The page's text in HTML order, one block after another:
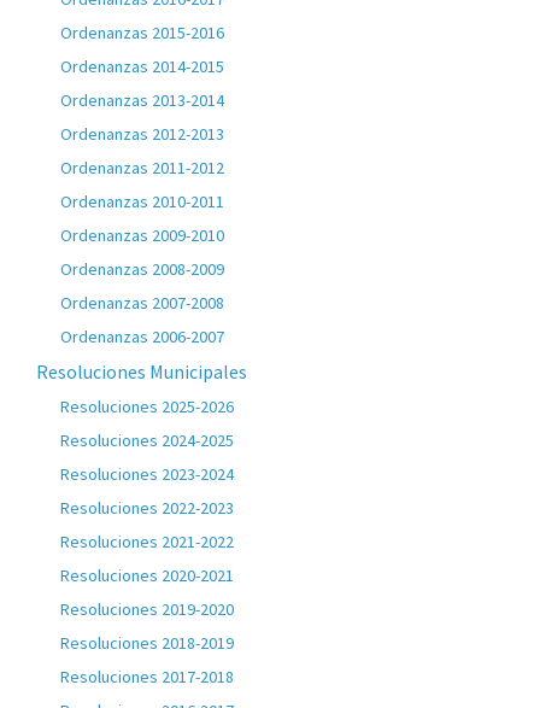
Ordenanzas 2015-2016
Ordenanzas 2014-2015
Ordenanzas 2013-2014
Ordenanzas 2012-2013
Ordenanzas 2011-2012
Ordenanzas 2010-2011
Ordenanzas 2009-2010
Ordenanzas 2008-2009
Ordenanzas 2007-2008
Ordenanzas 2006-2007
Resoluciones Municipales
Resoluciones 2025-2026
Resoluciones 2024-2025
Resoluciones 2023-2024
Resoluciones 2022-2023
Resoluciones 2021-2022
Resoluciones 2020-2021
Resoluciones 2019-2020
Resoluciones 2018-2019
Resoluciones 2017-2018